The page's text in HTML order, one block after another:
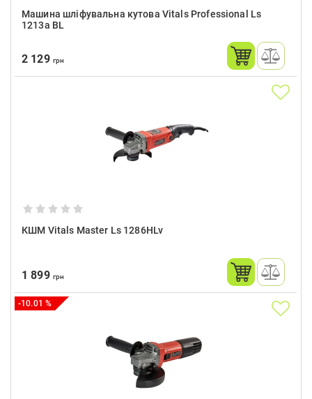
Машина шліфувальна кутова Vitals Professional Ls
1213a BL
2 129 грн
КШМ Vitals Master Ls 1286HLv
1 899 грн
-10.01 %